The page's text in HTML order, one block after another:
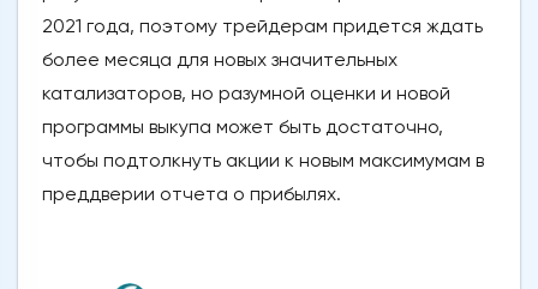
2021 года, поэтому трейдерам придется ждать
более месяца для новых значительных
катализаторов, но разумной оценки и новой
программы выкупа может быть достаточно,
чтобы подтолкнуть акции к новым максимумам в
преддверии отчета о прибылях.